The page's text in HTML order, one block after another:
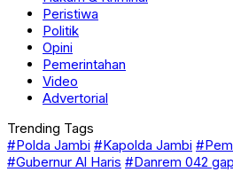
Peristiwa
Politik
Opini
Pemerintahan
Video
Advertorial
Trending Tags
#Polda Jambi #Kapolda Jambi
#Gubernur Al Haris #Danrem 042